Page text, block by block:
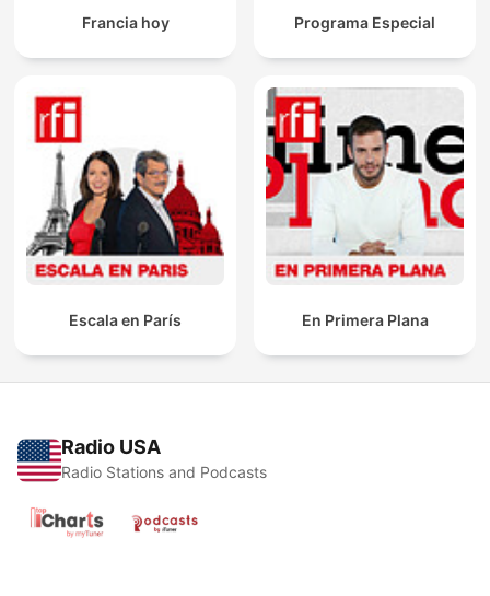
Francia hoy Programa Especial
Escala en París En Primera Plana
Radio USA
Radio Stations and Podcasts